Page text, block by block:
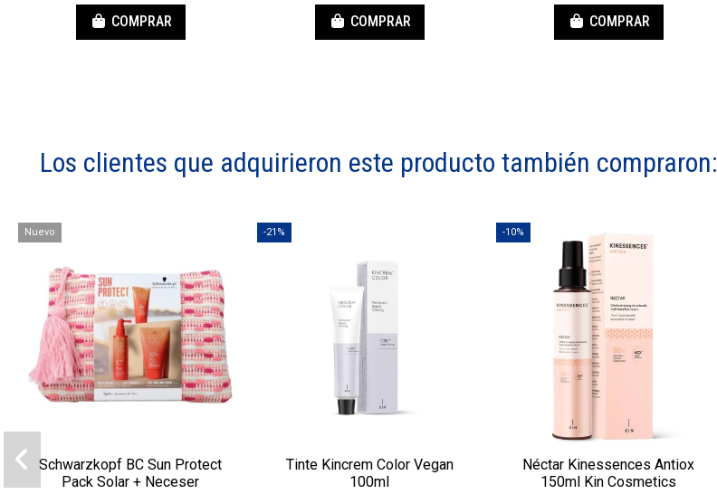
COMPRAR COMPRAR COMPRAR
Los clientes que adquirieron este producto también compraron:
Nuevo
Schwarzkopf BC Sun Protect
Pack Solar + Neceser
-21%
Tinte Kincrem Color Vegan
100ml
-10%
Néctar Kinessences Antiox
150ml Kin Cosmetics